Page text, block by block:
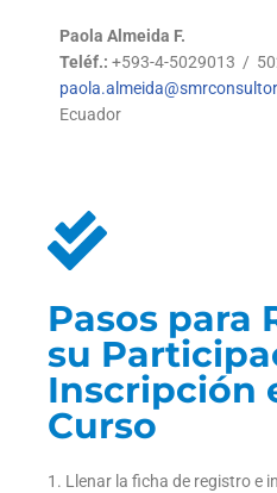
Paola Almeida F.
Teléf.: +593-4-5029013 /
Ecuador
Pasos para
su
Inscripción
Curso
Llenar la ficha de registro e